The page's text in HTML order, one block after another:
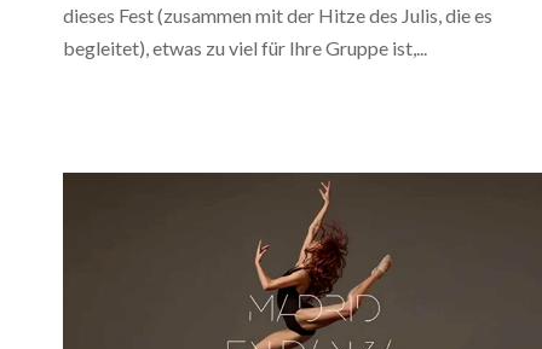
dieses Fest (zusammen mit der Hitze des Julis, die es
begleitet), etwas zu viel für Ihre Gruppe ist,...